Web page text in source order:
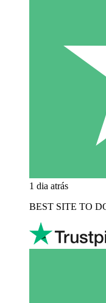
1 dia atrás
BEST SITE TO